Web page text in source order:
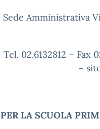
Sede Amministrativa
Tel. 02.6132812 – Fax
–
PER LA SCUOLA